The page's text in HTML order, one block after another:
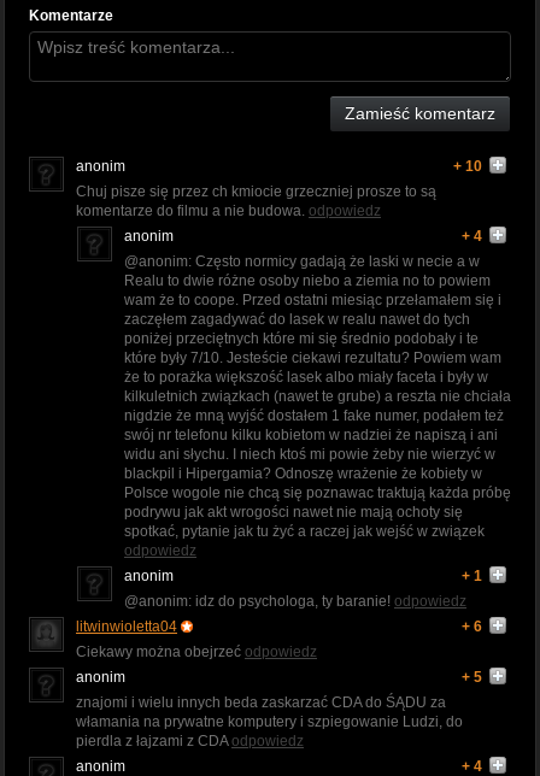
Komentarze
Zamieść komentarz
anonim
+ 10
Chuj pisze się przez ch kmiocie grzeczniej prosze to są
komentarze do filmu a nie budowa. odpowiedz
anonim
+ 4
@anonim: Często normicy gadają że laski w necie a w
Realu to dwie różne osoby niebo a ziemia no to powiem
wam że to coope. Przed ostatni miesiąc przełamałem się i
zaczęłem zagadywać do lasek w realu nawet do tych
poniżej przeciętnych które mi się średnio podobały i te
które były 7/10. Jesteście ciekawi rezultatu? Powiem wam
że to porażka większość lasek albo miały faceta i były w
kilkuletnich związkach (nawet te grube) a reszta nie chciała
nigdzie że mną wyjść dostałem 1 fake numer, podałem też
swój nr telefonu kilku kobietom w nadziei że napiszą i ani
widu ani słychu. I niech ktoś mi powie żeby nie wierzyć w
blackpil i Hipergamia? Odnoszę wrażenie że kobiety w
Polsce wogole nie chcą się poznawac traktują każda próbę
podrywu jak akt wrogości nawet nie mają ochoty się
spotkać, pytanie jak tu żyć a raczej jak wejść w związek
odpowiedz
anonim
+ 1
@anonim: idz do psychologa, ty baranie! odpowiedz
litwinwioletta04
+ 6
Ciekawy można obejrzeć odpowiedz
anonim
+ 5
znajomi i wielu innych beda zaskarzać CDA do ŚĄDU za
włamania na prywatne komputery i szpiegowanie Ludzi, do
pierdla z łajzami z CDAodpowiedz
anonim
+ 4